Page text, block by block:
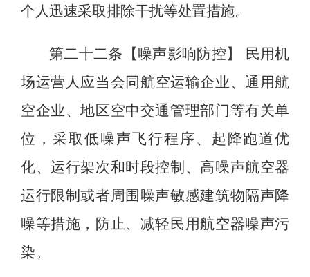
个人迅速采取排除干扰等处置措施。
第二十二条【噪声影响防控】 民用机
场运营人 应当会同航空运输企业、通用航
空企业、地区空中交通管理部门等有关单
位，采取低噪声飞行程序、起降跑道优
化、运行架次和时段控制、高噪声航空器
运行限制或者周围噪声敏感建筑物隔声降
噪等措施，防止、减轻民用航空器噪声污
染。